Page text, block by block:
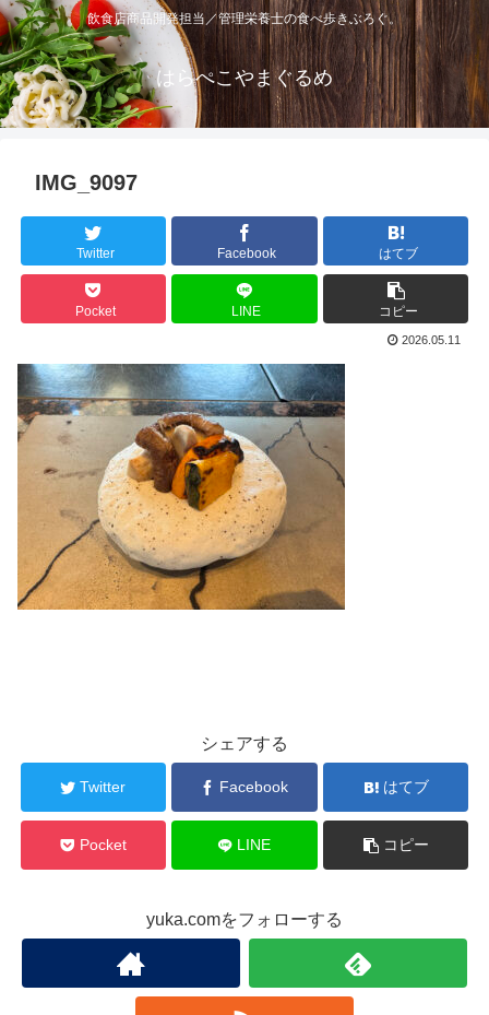
飲食店商品開発担当／管理栄養士の食べ歩きぶろぐ。
はらぺこやまぐるめ
IMG_9097
Twitter Facebook はてブ
Pocket LINE コピー
2026.05.11
シェアする
Twitter Facebook はてブ
Pocket LINE コピー
yuka.comをフォローする